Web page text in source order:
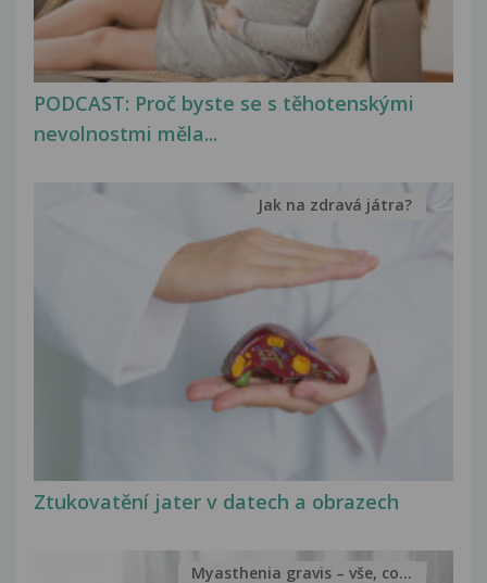
PODCAST: Proč byste se s těhotenskými
nevolnostmi měla...
Ztukovatění jater v datech a obrazech
Jak na zdravá játra?
Myasthenia gravis – vše, co...